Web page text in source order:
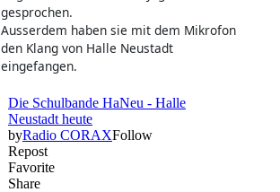
gesprochen.
Ausserdem haben sie mit dem Mikrofon
den Klang von Halle Neustadt
eingefangen.